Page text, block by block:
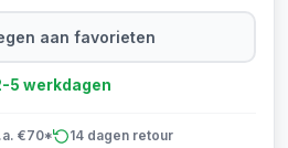
aan favorieten
5 werkdagen
€70* 14 dagen retour